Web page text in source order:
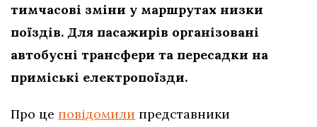
тимчасові зміни у маршрутах низки
поїздів. Для пасажирів організовані
автобусні трансфери та пересадки на
приміські електропоїзди.
Про це повідомили представники